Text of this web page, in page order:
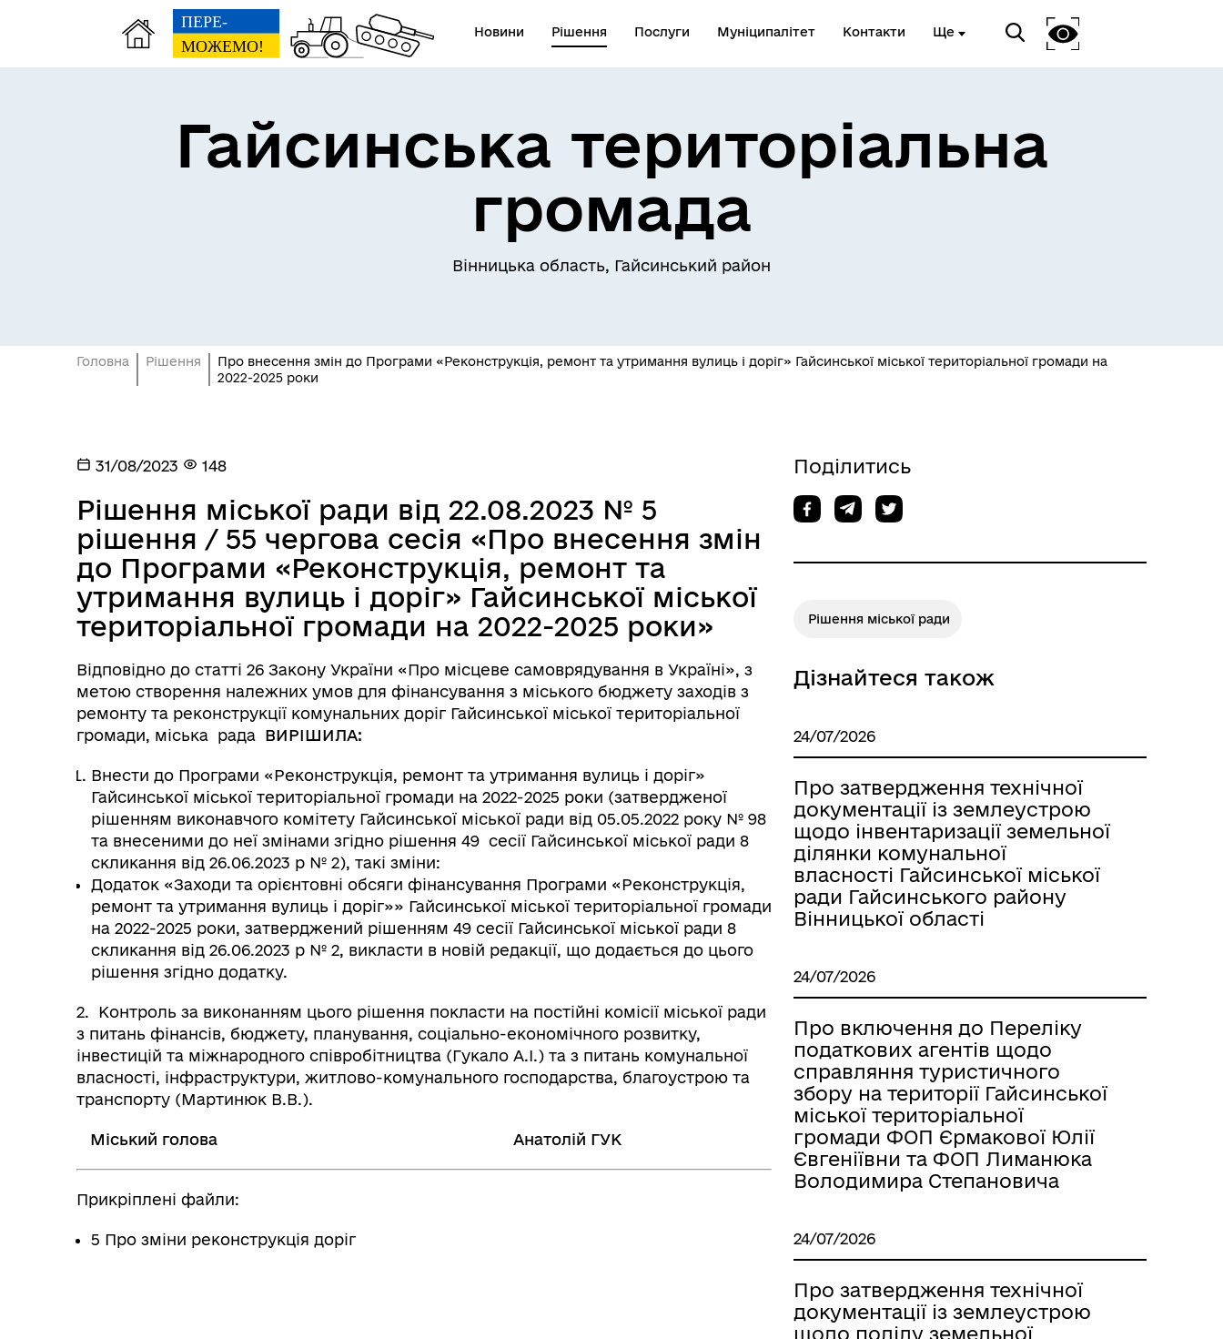
Новини Рішення Послуги Муніципалітет Контакти Ще
Ветеранська політика
громади
Герої не вмирають
Публічна інформація
Телефони екстрених служб та
комунальних підприємств
Гайсинська територіальна
громада
Вінницька область, Гайсинський район
Головна Рішення
Про внесення змін до Програми «Реконструкція, ремонт та утримання вулиць і доріг» Гайсинської міської територіальної громади на
2022-2025 роки
31/08/2023 148
Рішення міської ради від 22.08.2023 № 5
рішення / 55 чергова сесія «Про внесення змін
до Програми «Реконструкція, ремонт та
утримання вулиць і доріг» Гайсинської міської
територіальної громади на 2022-2025 роки»
Відповідно до статті 26 Закону України «Про місцеве самоврядування в Україні», з
метою створення належних умов для фінансування з міського бюджету заходів з
ремонту та реконструкції комунальних доріг Гайсинської міської територіальної
громади, міська рада ВИРІШИЛА:
Внести до Програми «Реконструкція, ремонт та утримання вулиць і доріг»
Гайсинської міської територіальної громади на 2022-2025 роки (затвердженої
рішенням виконавчого комітету Гайсинської міської ради від 05.05.2022 року № 98
та внесеними до неї змінами згідно рішення 49 сесії Гайсинської міської ради 8
скликання від 26.06.2023 р № 2), такі зміни:
Додаток «Заходи та орієнтовні обсяги фінансування Програми «Реконструкція,
ремонт та утримання вулиць і доріг»» Гайсинської міської територіальної громади
на 2022-2025 роки, затверджений рішенням 49 сесії Гайсинської міської ради 8
скликання від 26.06.2023 р № 2, викласти в новій редакції, що додається до цього
рішення згідно додатку.
2. Контроль за виконанням цього рішення покласти на постійні комісії міської ради
з питань фінансів, бюджету, планування, соціально-економічного розвитку,
інвестицій та міжнародного співробітництва (Гукало А.І.) та з питань комунальної
власності, інфраструктури, житлово-комунального господарства, благоустрою та
транспорту (Мартинюк В.В.).
Міський голова Анатолій ГУК
Прикріплені файли:
5 Про зміни реконструкція доріг
Поділитись
Рішення міської ради
Дізнайтеся також
24/07/2026
Про затвердження технічної
документації із землеустрою
щодо інвентаризації земельної
ділянки комунальної
власності Гайсинської міської
ради Гайсинського району
Вінницької області
24/07/2026
Про включення до Переліку
податкових агентів щодо
справляння туристичного
збору на території Гайсинської
міської територіальної
громади ФОП Єрмакової Юлії
Євгеніївни та ФОП Лиманюка
Володимира Степановича
24/07/2026
Про затвердження технічної
документації із землеустрою
щодо поділу земельної